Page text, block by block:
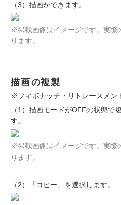
（3）描画ができます。
※掲載画像はイメージです。実際
ります。
描画の複製
※フィボナッチ・リトレースメン
（1）描画モードがOFFの状態で
す。
※掲載画像はイメージです。実際
ります。
（2）「コピー」を選択します。